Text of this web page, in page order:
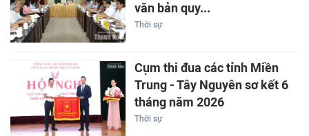
văn bản quy...
Thời sự
Cụm thi đua các tỉnh Miền
Trung - Tây Nguyên sơ kết 6
tháng năm 2026
Thời sự